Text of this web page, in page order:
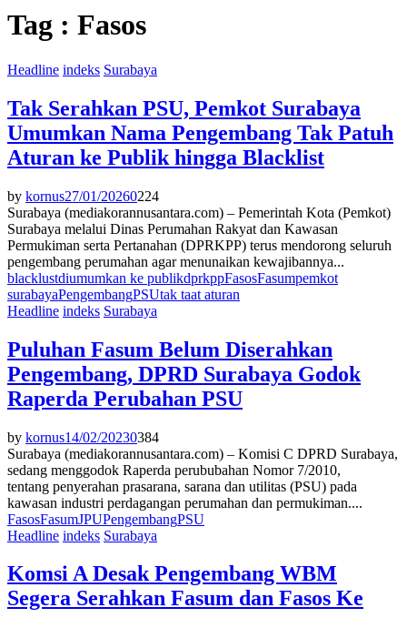
Tag : Fasos
Headline indeks Surabaya
Tak Serahkan PSU, Pemkot Surabaya
Umumkan Nama Pengembang Tak Patuh
Aturan ke Publik hingga Blacklist
by kornus27/01/20260224
Surabaya (mediakorannusantara.com) – Pemerintah Kota (Pemkot)
Surabaya melalui Dinas Perumahan Rakyat dan Kawasan
Permukiman serta Pertanahan (DPRKPP) terus mendorong seluruh
pengembang perumahan agar menunaikan kewajibannya...
blacklustdiumumkan ke publikdprkppFasosFasumpemkot
surabayaPengembangPSUtak taat aturan
Headline indeks Surabaya
Puluhan Fasum Belum Diserahkan
Pengembang, DPRD Surabaya Godok
Raperda Perubahan PSU
by kornus14/02/20230384
Surabaya (mediakorannusantara.com) – Komisi C DPRD Surabaya,
sedang menggodok Raperda perububahan Nomor 7/2010,
tentang penyerahan prasarana, sarana dan utilitas (PSU) pada
kawasan industri perdagangan perumahan dan permukiman....
FasosFasumJPUPengembangPSU
Headline indeks Surabaya
Komsi A Desak Pengembang WBM
Segera Serahkan Fasum dan Fasos Ke